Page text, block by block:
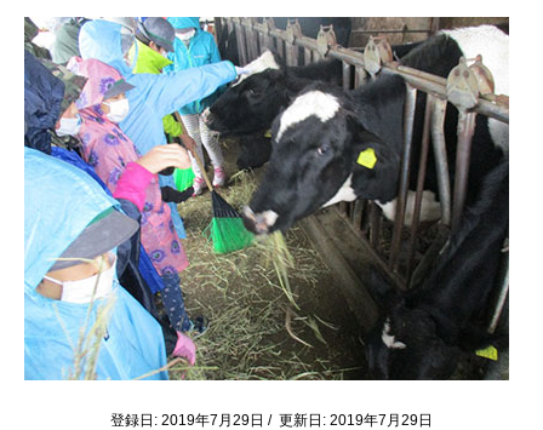
登録日: 2019年7月29日 / 更新日: 2019年7月29日